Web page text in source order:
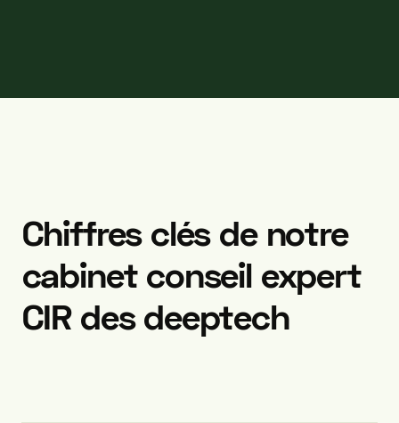
Chiffres clés de notre
cabinet conseil expert
CIR des deeptech